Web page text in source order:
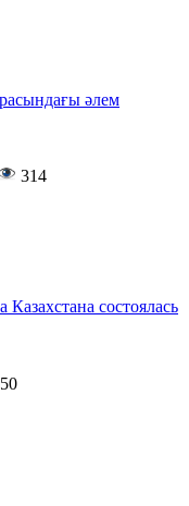
әлем
314
состоялась